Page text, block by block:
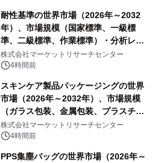
耐性基準の世界市場（2026年～2032
年）、市場規模（国家標準、一級標
準、二級標準、作業標準）・分析レポ
ートを発表
株式会社マーケットリサーチセンター
4時間前
スキンケア製品パッケージングの世界
市場（2026年～2032年）、市場規模
（ガラス包装、金属包装、プラスチッ
ク包装、その他）・分析レポートを発
表
株式会社マーケットリサーチセンター
4時間前
PPS集塵バッグの世界市場（2026年～